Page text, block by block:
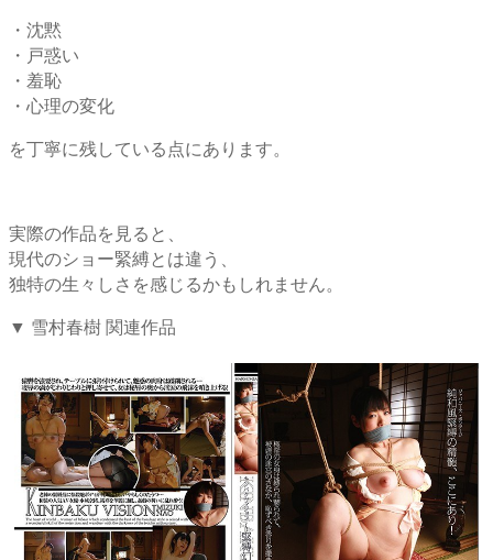
・沈黙
・戸惑い
・羞恥
・心理の変化
を丁寧に残している点にあります。
実際の作品を見ると、
現代のショー緊縛とは違う、
独特の生々しさを感じるかもしれません。
▼ 雪村春樹 関連作品